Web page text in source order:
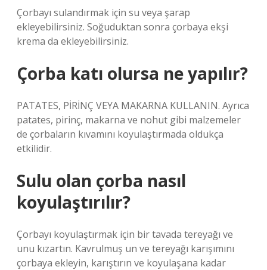
Çorbayı sulandırmak için su veya şarap
ekleyebilirsiniz. Soğuduktan sonra çorbaya ekşi
krema da ekleyebilirsiniz.
Çorba katı olursa ne yapılır?
PATATES, PİRİNÇ VEYA MAKARNA KULLANIN. Ayrıca
patates, pirinç, makarna ve nohut gibi malzemeler
de çorbaların kıvamını koyulaştırmada oldukça
etkilidir.
Sulu olan çorba nasıl
koyulaştırılır?
Çorbayı koyulaştırmak için bir tavada tereyağı ve
unu kızartın. Kavrulmuş un ve tereyağı karışımını
çorbaya ekleyin, karıştırın ve koyulaşana kadar